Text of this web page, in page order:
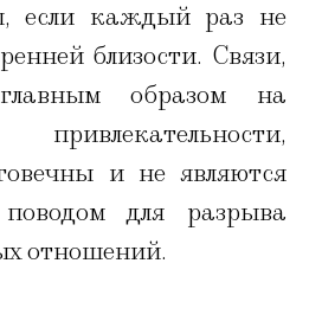
если каждый раз не
близости. Связи,
образом на
и не являются
для разрыва
отношений.